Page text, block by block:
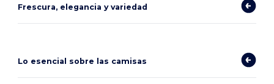
Frescura, elegancia y variedad
Lo esencial sobre las camisas